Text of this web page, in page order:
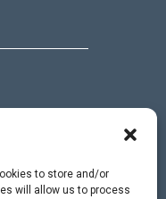
to store and/or
will allow us to process